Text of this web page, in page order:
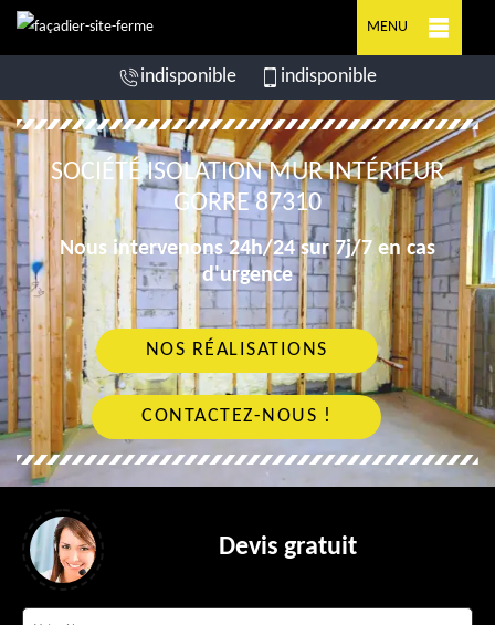
MENU
indisponible indisponible
SOCIÉTÉ ISOLATION MUR INTÉRIEUR
GORRE 87310
Nous intervenons 24h/24 sur 7j/7 en cas
d'urgence
NOS RÉALISATIONS
CONTACTEZ-NOUS !
Devis gratuit